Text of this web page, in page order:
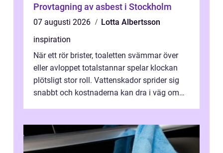
Provtagning av asbest i Stockholm
07 augusti 2026
Lotta Albertsson
inspiration
När ett rör brister, toaletten svämmar över
eller avloppet totalstannar spelar klockan
plötsligt stor roll. Vattenskador sprider sig
snabbt och kostnaderna kan dra i väg om